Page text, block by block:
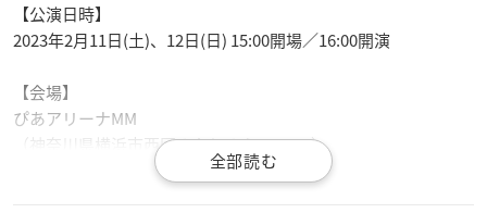
【公演日時】
2023年2月11日(土)、12日(日) 15:00開場／16:00開演
【会場】
ぴあアリーナMM
（神奈川県横浜市西区みなとみらい3-2-2）